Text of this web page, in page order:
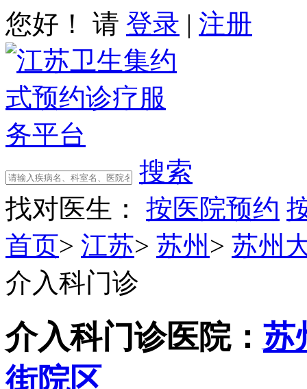
您好！ 请 登录 | 注册
搜索
找对医生：
按医院预约
首页> 江苏> 苏州 > 苏州
介入科门诊
介入科门诊医院： 苏
街院区